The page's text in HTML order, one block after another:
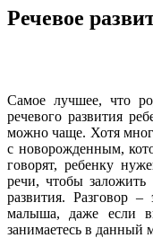
Речевое
Самое лучшее, что
речевого развития
можно чаще. Хотя
с новорожденным,
говорят, ребенку
речи, чтобы заложить
развития. Разговор –
малыша, даже если
занимаетесь в данный